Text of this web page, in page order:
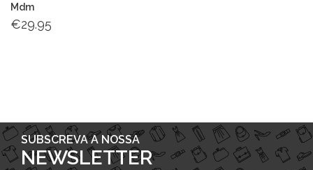
Mdm
€29.95
SUBSCREVA A NOSSA
NEWSLETTER